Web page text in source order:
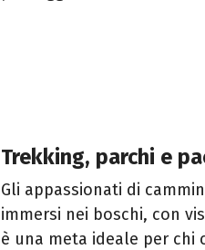
Trekking, parchi e
Gli appassionati di
immersi nei boschi, con
è una meta ideale per chi